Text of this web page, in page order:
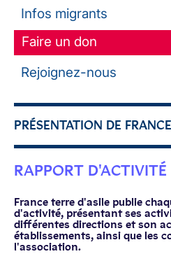
Infos migrants
Faire un don
Rejoignez-nous
PRÉSENTATION DE
RAPPORT D'ACTIVITÉ
France terre d'asile publie
d'activité, présentant ses
différentes directions et son
établissements, ainsi que les
l'association.